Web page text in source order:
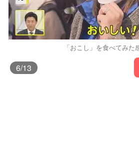
「おこし」を食べてみた
6/13